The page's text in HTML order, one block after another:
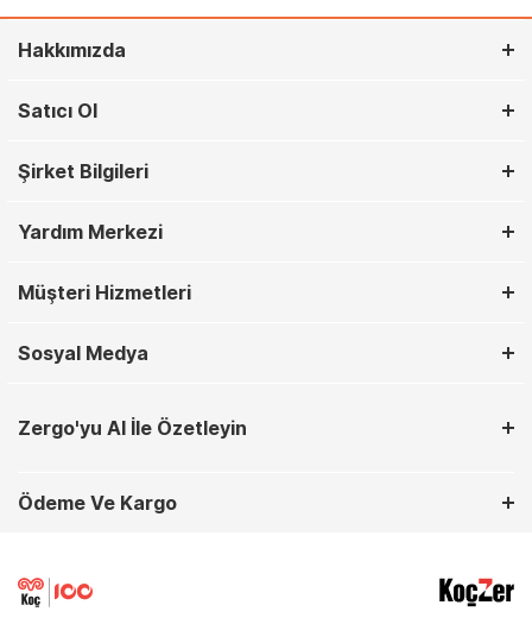
Hakkımızda
Satıcı Ol
Şirket Bilgileri
Yardım Merkezi
Müşteri Hizmetleri
Sosyal Medya
Zergo'yu AI İle Özetleyin
Ödeme Ve Kargo